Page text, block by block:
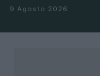
Salta al contenuto
9 Agosto 2026